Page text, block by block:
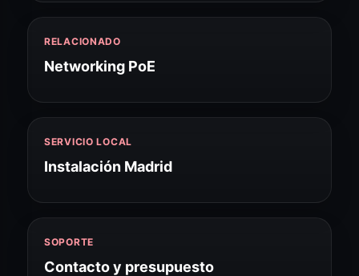
RELACIONADO
Networking PoE
SERVICIO LOCAL
Instalación Madrid
SOPORTE
Contacto y presupuesto